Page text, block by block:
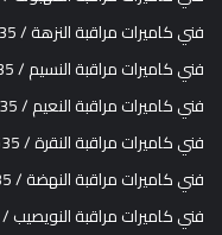
فني كاميرات مراقبة النزهة / 92222535 /
فني كاميرات مراقبة النسيم / 92222535 /
فني كاميرات مراقبة النعيم / 92222535 /
فني كاميرات مراقبة النقرة / 92222535 /
فني كاميرات مراقبة النهضة / 92222535 /
فني كاميرات مراقبة النويصيب / 92222535 /